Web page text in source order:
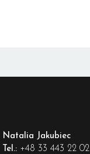
Natalia Jakubiec
Tel.:+48 33 443 22 02